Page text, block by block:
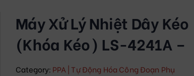
Máy Xử Lý Nhiệt Dây Kéo
(Khóa Kéo) LS-4241A –
Category: PPA | Tự Động Hóa Công Đoạn Phụ